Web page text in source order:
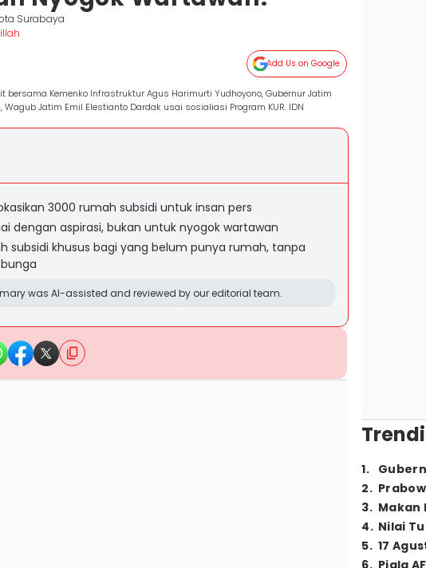
Surabaya
Add Us on Google
bersama Kemenko Infrastruktur Agus Harimurti Yudhoyono, Gubernur Jatim
Wagub Jatim Emil Elestianto Dardak usai sosialiasi Program KUR. IDN
3000 rumah subsidi untuk insan pers
dengan aspirasi, bukan untuk nyogok wartawan
subsidi khusus bagi yang belum punya rumah, tanpa
was AI-assisted and reviewed by our editorial team.
1.
2.
3. Makan
4. Nilai
5. 17
6. Piala